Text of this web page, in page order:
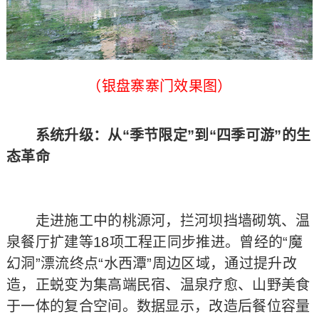
（银盘寨寨门效果图）
系统升级：从“季节限定”到“四季可游”的生
态革命
走进施工中的桃源河，拦河坝挡墙砌筑、温
泉餐厅扩建等18项工程正同步推进。曾经的“魔
幻洞”漂流终点“水西潭”周边区域，通过提升改
造，正蜕变为集高端民宿、温泉疗愈、山野美食
于一体的复合空间。数据显示，改造后餐位容量